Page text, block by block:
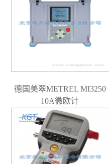
德国美翠METREL MI3250
10A微欧计